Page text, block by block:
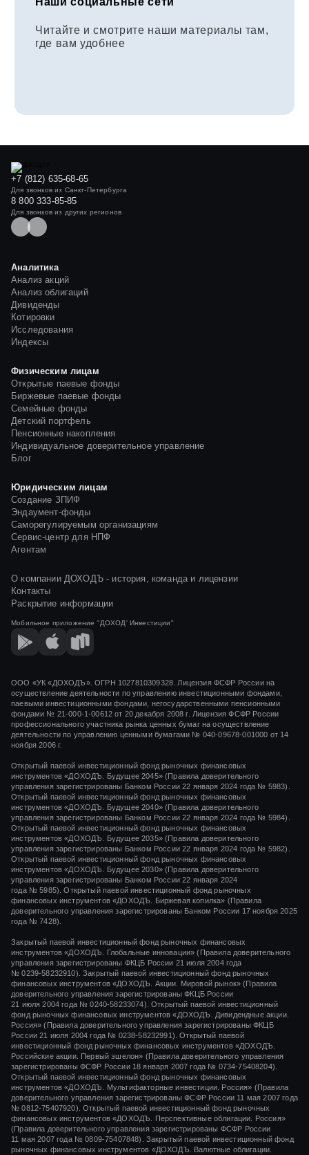
Читайте и смотрите наши материалы там,
где вам удобнее
+7 (812) 635-68-65
Для звонков из Санкт-Петербурга
8 800 333-85-85
Для звонков из других регионов
Аналитика
Анализ акций
Анализ облигаций
Дивиденды
Котировки
Исследования
Индексы
Физическим лицам
Открытые паевые фонды
Биржевые паевые фонды
Семейные фонды
Детский портфель
Пенсионные накопления
Индивидуальное доверительное управление
Блог
Юридическим лицам
Создание ЗПИФ
Эндаумент-фонды
Саморегулируемым организациям
Сервис-центр для НПФ
Агентам
О компании ДОХОДЪ - история, команда и лицензии
Контакты
Раскрытие информации
Мобильное приложение "ДОХОД' Инвестиции"
ООО «УК «ДОХОДЪ». ОГРН 1027810309328. Лицензия ФСФР России на
осуществление деятельности по управлению инвестиционными фондами,
паевыми инвестиционными фондами, негосударственными пенсионными
фондами № 21-000-1-00612 от 20 декабря 2008 г. Лицензия ФСФР России
профессионального участника рынка ценных бумаг на осуществление
деятельности по управлению ценными бумагами № 040-09678-001000 от 14
ноября 2006 г.
Открытый паевой инвестиционный фонд рыночных финансовых
инструментов «ДОХОДЪ. Будущее 2045» (Правила доверительного
управления зарегистрированы Банком России 22 января 2024 года № 5983).
Открытый паевой инвестиционный фонд рыночных финансовых
инструментов «ДОХОДЪ. Будущее 2040» (Правила доверительного
управления зарегистрированы Банком России 22 января 2024 года № 5984).
Открытый паевой инвестиционный фонд рыночных финансовых
инструментов «ДОХОДЪ. Будущее 2035» (Правила доверительного
управления зарегистрированы Банком России 22 января 2024 года № 5982).
Открытый паевой инвестиционный фонд рыночных финансовых
инструментов «ДОХОДЪ. Будущее 2030» (Правила доверительного
управления зарегистрированы Банком России 22 января 2024
года № 5985). Открытый паевой инвестиционный фонд рыночных
финансовых инструментов «ДОХОДЪ. Биржевая копилка» (Правила
доверительного управления зарегистрированы Банком России 17 ноября 2025
года № 7428).
Закрытый паевой инвестиционный фонд рыночных финансовых
инструментов «ДОХОДЪ. Глобальные инновации» (Правила доверительного
управления зарегистрированы ФКЦБ России 21 июля 2004 года
№ 0239-58232910). Закрытый паевой инвестиционный фонд рыночных
финансовых инструментов «ДОХОДЪ. Акции. Мировой рынок» (Правила
доверительного управления зарегистрированы ФКЦБ России
21 июля 2004 года № 0240-58233074). Открытый паевой инвестиционный
фонд рыночных финансовых инструментов «ДОХОДЪ. Дивидендные акции.
Россия» (Правила доверительного управления зарегистрированы ФКЦБ
России21 июля 2004 года № 0238-58232991). Открытый паевой
инвестиционный фонд рыночных финансовых инструментов «ДОХОДЪ.
Российские акции. Первый эшелон» (Правила доверительного управления
зарегистрированы ФСФР России 18 января 2007 года № 0734-75408204).
Открытый паевой инвестиционный фонд рыночных финансовых
инструментов «ДОХОДЪ. Мультифакторные инвестиции. Россия» (Правила
доверительного управления зарегистрированы ФСФР России 11 мая 2007 года
№ 0812-75407920). Открытый паевой инвестиционный фонд рыночных
финансовых инструментов «ДОХОДЪ. Перспективные облигации. Россия»
(Правила доверительного управления зарегистрированы ФСФР России
11 мая 2007 года № 0809-75407848). Закрытый паевой инвестиционный фонд
рыночных финансовых инструментов «ДОХОДЪ. Валютные облигации.